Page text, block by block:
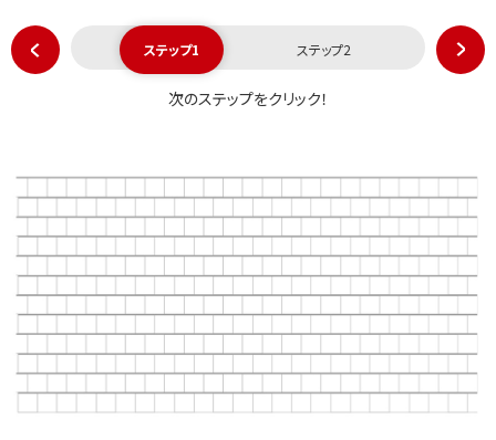
ステップ1 ステップ2
次のステップをクリック！